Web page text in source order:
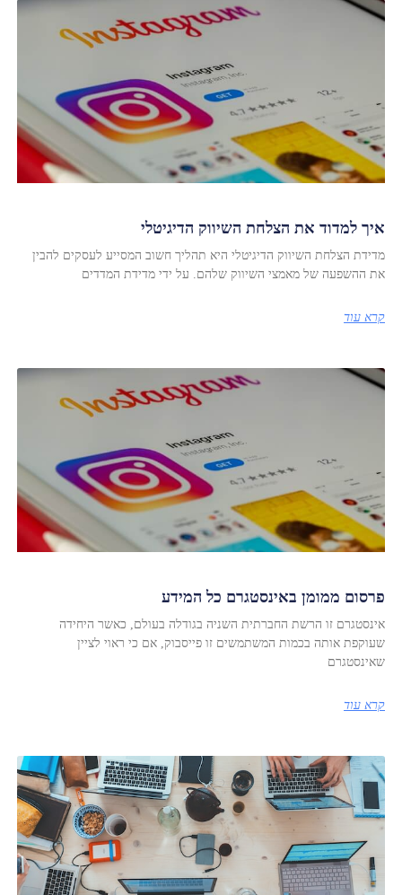
איך למדוד את הצלחת השיווק הדיגיטלי
מדידת הצלחת השיווק הדיגיטלי היא תהליך חשוב המסייע לעסקים להבין
את ההשפעה של מאמצי השיווק שלהם. על ידי מדידת המדדים
קרא עוד
פרסום ממומן באינסטגרם כל המידע
אינסטגרם זו הרשת החברתית השניה בגודלה בעולם, כאשר היחידה
שעוקפת אותה בכמות המשתמשים זו פייסבוק, אם כי ראוי לציין
שאינסטגרם
קרא עוד